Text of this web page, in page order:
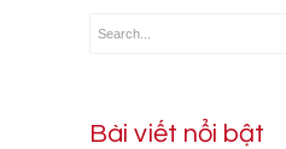
Bài viết nổi bật